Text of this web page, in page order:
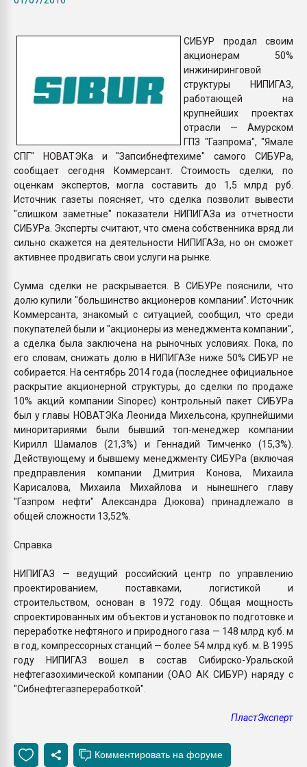
ПЕРЕЙТИ НА
СИБУР продал своим
акционерам 50%
инжиниринговой
структуры НИПИГАЗ,
работающей на
крупнейших проектах
отрасли — Амурском
ГПЗ "Газпрома", "Ямале
СПГ" НОВАТЭКа и "Запсибнефтехиме" самого СИБУРа,
сообщает сегодня Коммерсант. Стоимость сделки, по
оценкам экспертов, могла составить до 1,5 млрд руб.
Источник газеты поясняет, что сделка позволит вывести
"слишком заметные" показатели НИПИГАЗа из отчетности
СИБУРа. Эксперты считают, что смена собственника вряд ли
сильно скажется на деятельности НИПИГАЗа, но он сможет
активнее продвигать свои услуги на рынке.
Сумма сделки не раскрывается. В СИБУРе пояснили, что
долю купили "большинство акционеров компании". Источник
Коммерсанта, знакомый с ситуацией, сообщил, что среди
покупателей были и "акционеры из менеджмента компании",
а сделка была заключена на рыночных условиях. Пока, по
его словам, снижать долю в НИПИГАЗе ниже 50% СИБУР не
собирается. На сентябрь 2014 года (последнее официальное
раскрытие акционерной структуры, до сделки по продаже
10% акций компании Sinopec) контрольный пакет СИБУРа
был у главы НОВАТЭКа Леонида Михельсона, крупнейшими
миноритариями были бывший топ-менеджер компании
Кирилл Шамалов (21,3%) и Геннадий Тимченко (15,3%).
Действующему и бывшему менеджменту СИБУРа (включая
предправления компании Дмитрия Конова, Михаила
Карисалова, Михаила Михайлова и нынешнего главу
"Газпром нефти" Александра Дюкова) принадлежало в
общей сложности 13,52%.
Справка
НИПИГАЗ — ведущий российский центр по управлению
проектированием, поставками, логистикой и
строительством, основан в 1972 году. Общая мощность
спроектированных им объектов и установок по подготовке и
переработке нефтяного и природного газа — 148 млрд куб. м
в год, компрессорных станций — более 54 млрд куб. м. В 1995
году НИПИГАЗ вошел в состав Сибирско-Уральской
нефтегазохимической компании (ОАО АК СИБУР) наряду с
"Сибнефтегазпереработкой".
ПластЭксперт